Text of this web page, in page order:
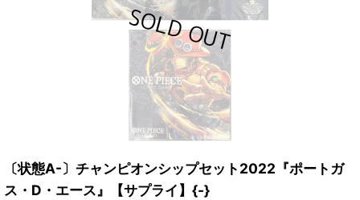
〔状態A-〕チャンピオンシップセット2022『ポートガ
ス・D・エース』【サプライ】{-}